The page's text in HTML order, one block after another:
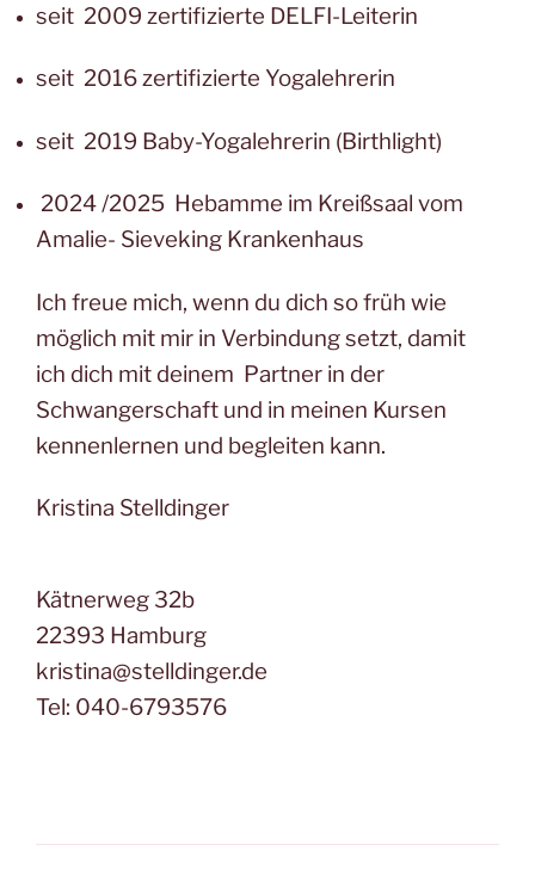
seit 2009 zertifizierte DELFI-Leiterin
seit 2016 zertifizierte Yogalehrerin
seit 2019 Baby-Yogalehrerin (Birthlight)
2024 /2025 Hebamme im Kreißsaal vom
Amalie- Sieveking Krankenhaus
Ich freue mich, wenn du dich so früh wie
möglich mit mir in Verbindung setzt, damit
ich dich mit deinem Partner in der
Schwangerschaft und in meinen Kursen
kennenlernen und begleiten kann.
Kristina Stelldinger
Kätnerweg 32b
22393 Hamburg
kristina@stelldinger.de
Tel: 040-6793576